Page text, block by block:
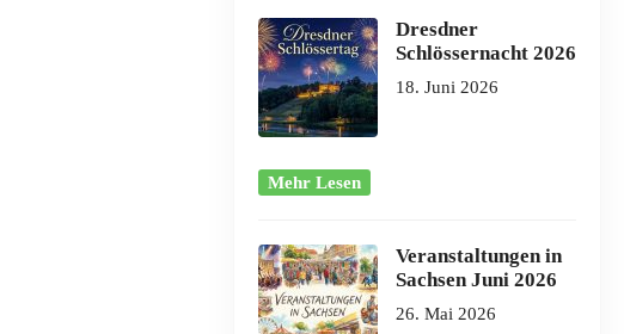
Dresdner
Schlössernacht 2026
18. Juni 2026
Mehr Lesen
Veranstaltungen in
Sachsen Juni 2026
26. Mai 2026